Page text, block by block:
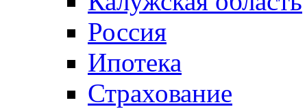
Россия
Ипотека
Страхование